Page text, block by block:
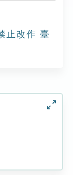
止改作 臺